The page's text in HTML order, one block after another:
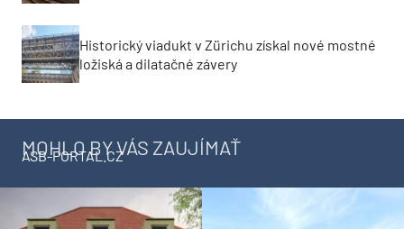
Historický viadukt v Zürichu získal nové mostné
ložiská a dilatačné závery
MOHLO BY VÁS ZAUJÍMAŤ
ASB-PORTAL.CZ